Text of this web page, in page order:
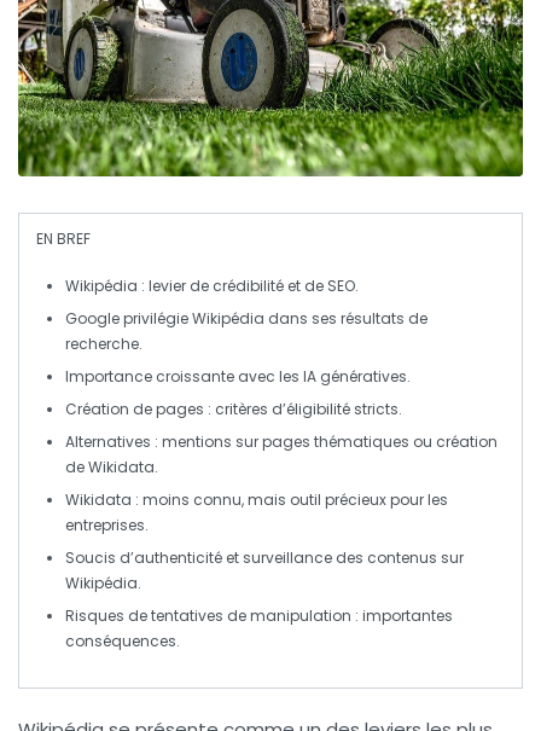
EN BREF
Wikipédia : levier de crédibilité et de SEO.
Googleprivilégie Wikipédia dans ses résultats de
recherche.
Importance croissante avec les IA génératives.
Création de pages : critères d’éligibilité stricts.
Alternatives : mentions sur pages thématiques ou création
deWikidata.
Wikidata : moins connu, mais outil précieux pour les
entreprises.
Soucis d’authenticité et surveillance des contenus sur
Wikipédia.
Risques de tentatives de manipulation : importantes
conséquences.